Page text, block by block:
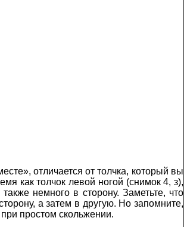
отличается от толчка, который вы
как толчок левой ногой (снимок 4, з),
немного в сторону. Заметьте, что
а затем в другую. Но запомните,
простом скольжении.